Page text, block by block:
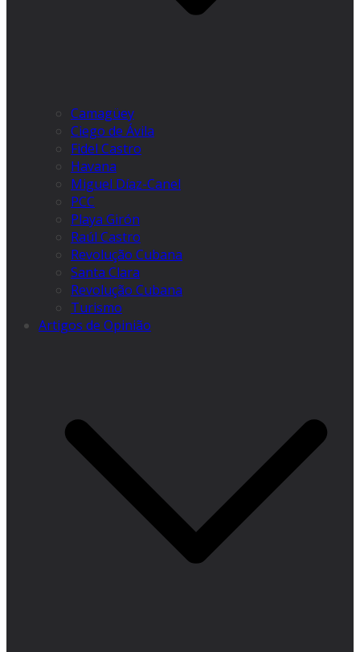
Camagüey
Ciego de Ávila
Fidel Castro
Havana
Miguel Díaz-Canel
PCC
Playa Girón
Raúl Castro
Revolução Cubana
Santa Clara
Revolução Cubana
Turismo
Artigos de Opinião